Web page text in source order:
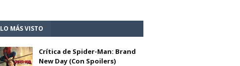
LO MÁS VISTO
Crítica de Spider-Man: Brand
New Day (Con Spoilers)